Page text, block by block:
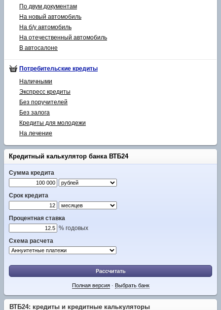
По двум документам
На новый автомобиль
На б/у автомобиль
На отечественный автомобиль
В автосалоне
Потребительские кредиты
Наличными
Экспресс кредиты
Без поручителей
Без залога
Кредиты для молодежи
На лечение
Кредитный калькулятор банка ВТБ24
Сумма кредита
Срок кредита
Процентная ставка
% годовых
Схема расчета
Рассчитать
Полная версия· Выбрать банк
ВТБ24: кредиты и кредитные калькуляторы